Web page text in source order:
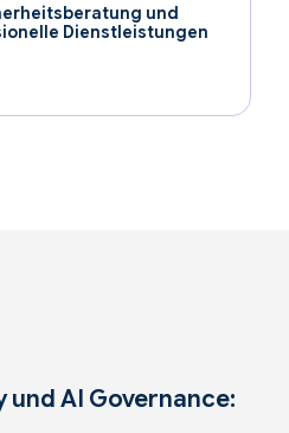
und
Dienstleistungen
AI Governance: